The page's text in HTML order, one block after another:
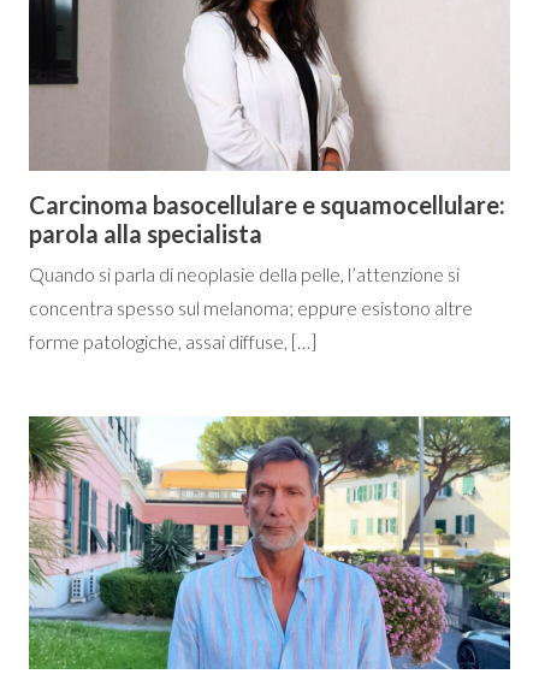
Carcinoma basocellulare e squamocellulare:
parola alla specialista
Quando si parla di neoplasie della pelle, l’attenzione si
concentra spesso sul melanoma; eppure esistono altre
forme patologiche, assai diffuse, […]